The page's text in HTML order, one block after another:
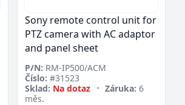
Sony remote control unit for
PTZ camera with AC adaptor
and panel sheet
P/N: RM-IP500/ACM
Číslo: #31523
Sklad: Na dotaz • Záruka: 6
měs.